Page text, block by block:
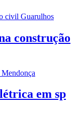
construção
em sp